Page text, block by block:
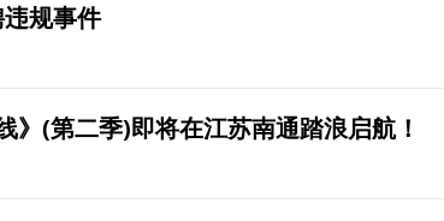
规事件
》(第二季)即将在江苏南通踏浪启航！